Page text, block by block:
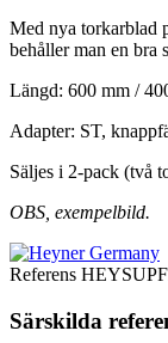
Med nya torkarblad
behåller man en bra
Längd: 600 mm /
Adapter: ST,
Säljes i 2-pack (två
OBS, exempelbild.
Referens
Särskilda